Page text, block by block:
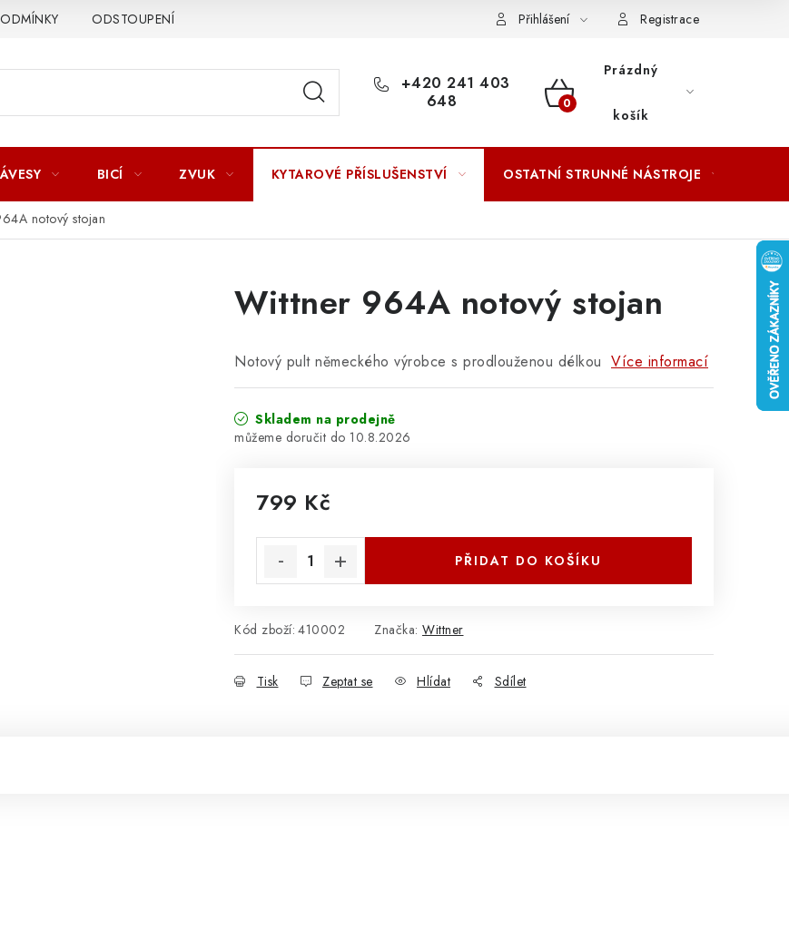
ODSTOUPENÍ OD SMLOUVY ZÁSADY ZPRACOVÁNÍ OSOBNÍCH ÚDAJŮ
Přihlášení Registrace
+420 241 403
648
NÁKUPNÍ
Prázdný
košík
BICÍ ZVUK KYTAROVÉ PŘÍSLUŠENSTVÍ OSTATNÍ STRUNNÉ NÁSTROJE
notový stojan
Wittner 964A notový stojan
Notový pult německého výrobce s prodlouženou délkou Více informací
Skladem na prodejně
10.8.2026
799 Kč
PŘIDAT DO KOŠÍKU
Kód zboží: 410002 Značka: Wittner
Tisk Zeptat se Hlídat Sdílet